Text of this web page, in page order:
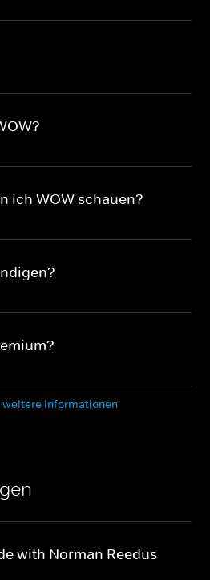
ich WOW schauen?
Informationen
with Norman Reedus